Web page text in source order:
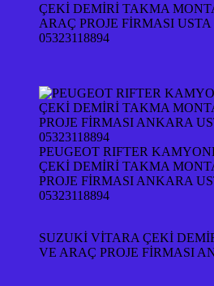
ÇEKİ DEMİRİ TAKMA
ARAÇ PROJE FİRMASI
05323118894
PEUGEOT RIFTER
ÇEKİ DEMİRİ TAKMA
PROJE FİRMASI ANKARA
05323118894
SUZUKİ VİTARA ÇEKİ
VE ARAÇ PROJE FİRMASI